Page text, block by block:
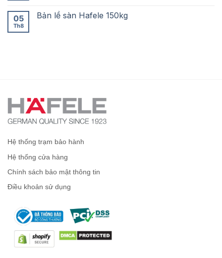
05
Th8
Bản lề sàn Hafele 150kg
Hệ thống trạm bảo hành
Hệ thống cửa hàng
Chính sách bảo mật thông tin
Điều khoản sử dụng